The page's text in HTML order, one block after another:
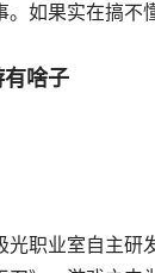
如果实在搞不
啥子
光职业室自主